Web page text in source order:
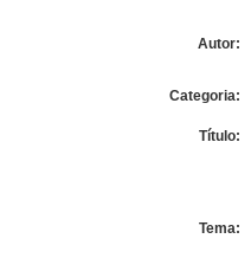
Autor:
Categoria:
Título:
Tema: